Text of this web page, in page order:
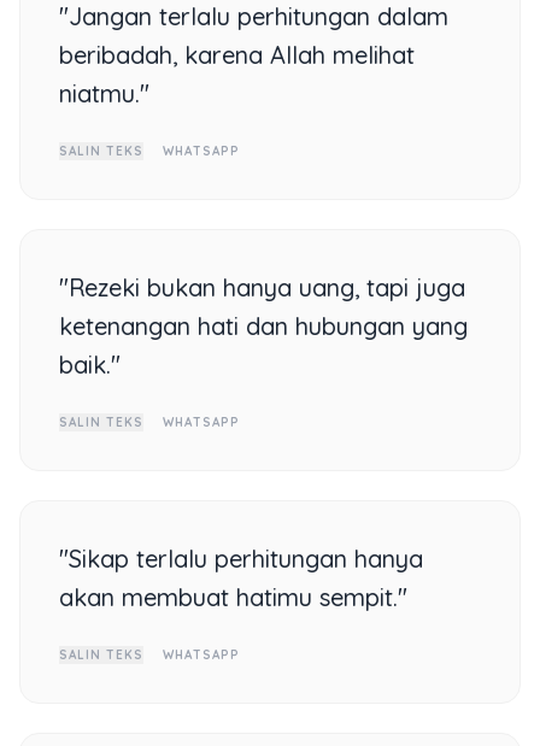
"Jangan terlalu perhitungan dalam
beribadah, karena Allah melihat
niatmu."
SALIN TEKS WHATSAPP
"Rezeki bukan hanya uang, tapi juga
ketenangan hati dan hubungan yang
baik."
SALIN TEKS WHATSAPP
"Sikap terlalu perhitungan hanya
akan membuat hatimu sempit."
SALIN TEKS WHATSAPP